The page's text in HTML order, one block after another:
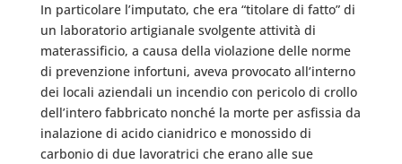
In particolare l’imputato, che era “titolare di fatto” di
un laboratorio artigianale svolgente attività di
materassificio, a causa della violazione delle norme
di prevenzione infortuni, aveva provocato all’interno
dei locali aziendali un incendio con pericolo di crollo
dell’intero fabbricato nonché la morte per asfissia da
inalazione di acido cianidrico e monossido di
carbonio di due lavoratrici che erano alle sue